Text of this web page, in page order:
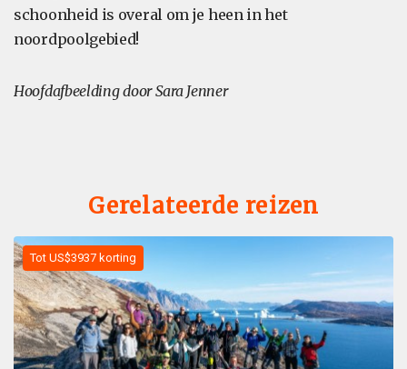
schoonheid is overal om je heen in het
noordpoolgebied!
Hoofdafbeelding door Sara Jenner
Gerelateerde reizen
Tot US$3937 korting